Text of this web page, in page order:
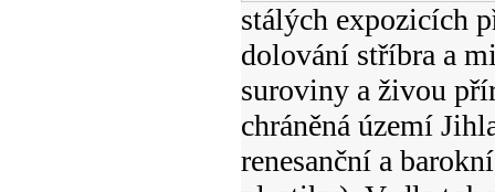
stálých expozicích
dolování stříbra a
suroviny a živou
chráněná území
renesanční a